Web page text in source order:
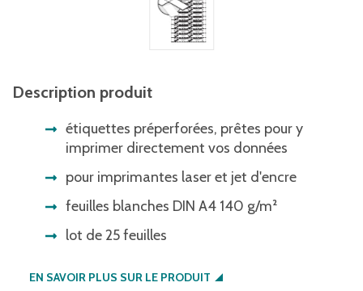
Description produit
étiquettes préperforées, prêtes pour y
imprimer directement vos données
pour imprimantes laser et jet d'encre
feuilles blanches DIN A4 140 g/m²
lot de 25 feuilles
EN SAVOIR PLUS SUR LE PRODUIT